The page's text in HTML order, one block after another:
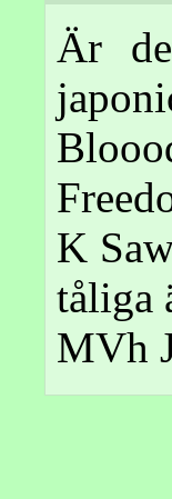
Är
K
tåliga
MVh